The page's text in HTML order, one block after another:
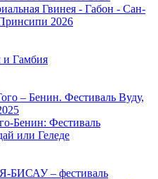
Гвинея - Габон - Сан-
2026
и Гамбия
– Бенин. Фестиваль Вуду,
Бенин: Фестиваль
или Геледе
БИСАУ – фестиваль